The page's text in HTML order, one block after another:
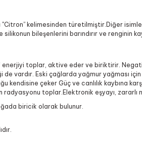
"Citron” kelimesinden türetilmiştir.Diğer
bileşenlerini barındırır ve renginin
toplar, aktive eder ve biriktirir.
de vardır. Eski çağlarda yağmur yağması
kendisine çeker Güç ve canlılık
radyasyonu toplar.Elektronik eşyayı,
biricik olarak bulunur.